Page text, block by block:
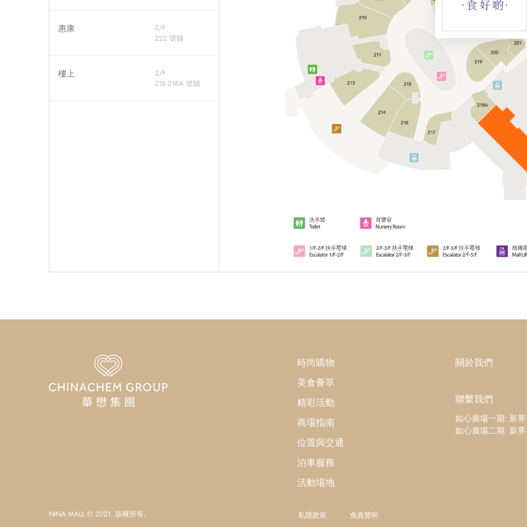
惠康
2/F
222 號舖
樓上
2/F
218-218A 號舖
時尚購物
美食薈萃
精彩活動
商場指南
位置與交通
泊車服務
活動場地
關於我們
聯繫我們
如心廣場一期: 新
如心廣場二期: 新
NINA MALL © 2021. 版權所有。 私隱政策 免責聲明